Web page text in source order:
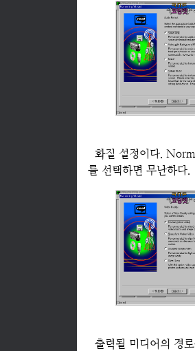
화질 설정이다.
를 선택하면 무난하다.
출력될 미디어의 경